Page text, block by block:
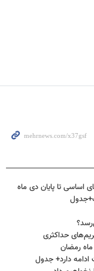
حداکثری
ادامه دارد+ جدول